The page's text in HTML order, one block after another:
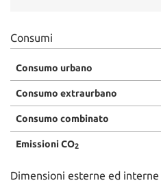
Consumi
Consumo urbano
Consumo extraurbano
Consumo combinato
Emissioni CO2
Dimensioni esterne ed interne